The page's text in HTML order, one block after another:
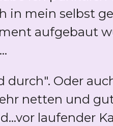
mein selbst
aufgebaut
Oder
netten und
laufender